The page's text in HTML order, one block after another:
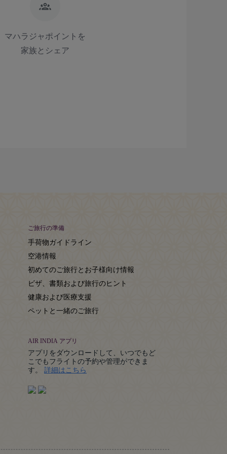
マハラジャポイントを
家族とシェア
ご旅行の準備
手荷物ガイドライン
空港情報
初めてのご旅行とお子様向け情報
ビザ、書類および旅行のヒント
健康および医療支援
ペットと一緒のご旅行
AIR INDIA アプリ
アプリをダウンロードして、いつでもど
こでもフライトの予約や管理ができま
す。 詳細はこちら